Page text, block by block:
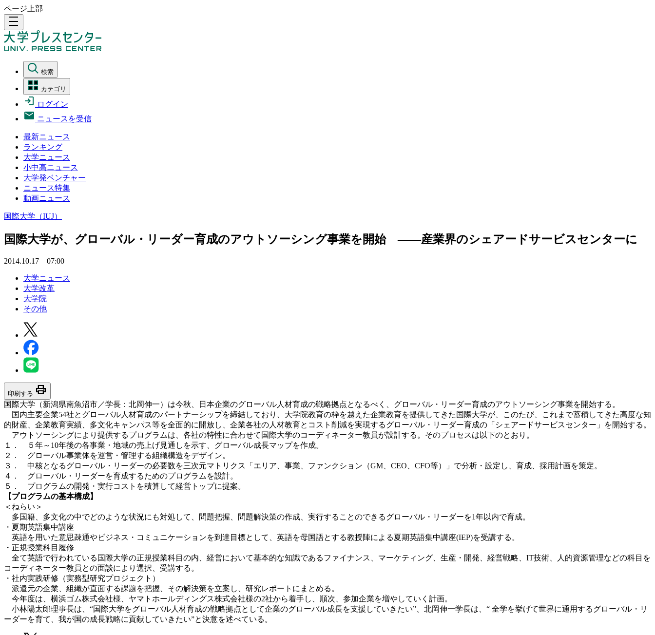
ページ上部
density_medium
検索
カテゴリ
ログイン
ニュースを受信
最新ニュース
ランキング
大学ニュース
小中高ニュース
大学発ベンチャー
ニュース特集
動画ニュース
国際大学（IUJ）
国際大学が、グローバル・リーダー育成のアウトソーシング事業を開始 ――産業界のシェアードサービスセンターに
2014.10.17 07:00
大学ニュース
大学改革
大学院
その他
印刷する print
国際大学（新潟県南魚沼市／学長：北岡伸一）は今秋、日本企業のグローバル人材育成の戦略拠点となるべく、グローバル・リーダー育成のアウトソーシング事業を開始する。
国内主要企業54社とグローバル人材育成のパートナーシップを締結しており、大学院教育の枠を越えた企業教育を提供してきた国際大学が、このたび、これまで蓄積してきた高度な知
的財産、企業教育実績、多文化キャンパス等を全面的に開放し、企業各社の人材教育とコスト削減を実現するグローバル・リーダー育成の「シェアードサービスセンター」を開始する。
アウトソーシングにより提供するプログラムは、各社の特性に合わせて国際大学のコーディネーター教員が設計する。そのプロセスは以下のとおり。
１． ５年～10年後の各事業・地域の売上げ見通しを示す、グローバル成長マップを作成。
２． グローバル事業体を運営・管理する組織構造をデザイン。
３． 中核となるグローバル・リーダーの必要数を三次元マトリクス「エリア、事業、ファンクション（GM、CEO、CFO等）」で分析・設定し、育成、採用計画を策定。
４． グローバル・リーダーを育成するためのプログラムを設計。
５． プログラムの開発・実行コストを積算して経営トップに提案。
【プログラムの基本構成】
＜ねらい＞
多国籍、多文化の中でどのような状況にも対処して、問題把握、問題解決策の作成、実行することのできるグローバル・リーダーを1年以内で育成。
・夏期英語集中講座
英語を用いた意思疎通やビジネス・コミュニケーションを到達目標として、英語を母国語とする教授陣による夏期英語集中講座(IEP)を受講する。
・正規授業科目履修
全て英語で行われている国際大学の正規授業科目の内、経営において基本的な知識であるファイナンス、マーケティング、生産・開発、経営戦略、IT技術、人的資源管理などの科目を
コーディネーター教員との面談により選択、受講する。
・社内実践研修（実務型研究プロジェクト）
派遣元の企業、組織が直面する課題を把握、その解決策を立案し、研究レポートにまとめる。
今年度は、横浜ゴム株式会社様、ヤマトホールディングス株式会社様の2社から着手し、順次、参加企業を増やしていく計画。
小林陽太郎理事長は、“国際大学をグローバル人材育成の戦略拠点として企業のグローバル成長を支援していきたい”、北岡伸一学長は、“ 全学を挙げて世界に通用するグローバル・リ
ーダーを育て、我が国の成長戦略に貢献していきたい”と決意を述べている。